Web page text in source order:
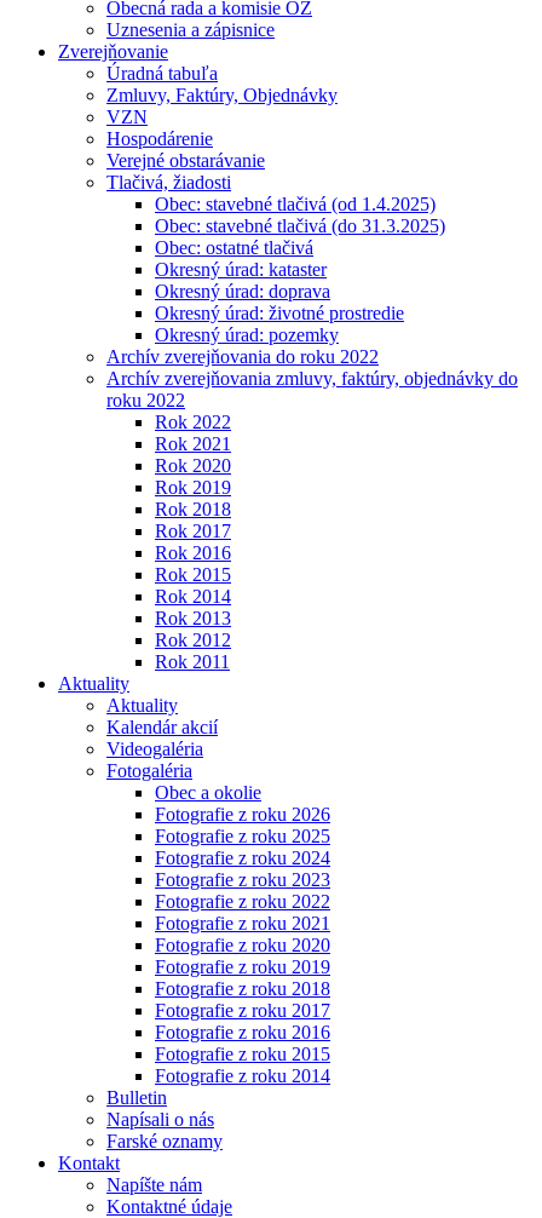
Obecná rada a komisie OZ
Uznesenia a zápisnice
Zverejňovanie
Úradná tabuľa
Zmluvy, Faktúry, Objednávky
VZN
Hospodárenie
Verejné obstarávanie
Tlačivá, žiadosti
Obec: stavebné tlačivá (od 1.4.2025)
Obec: stavebné tlačivá (do 31.3.2025)
Obec: ostatné tlačivá
Okresný úrad: kataster
Okresný úrad: doprava
Okresný úrad: životné prostredie
Okresný úrad: pozemky
Archív zverejňovania do roku 2022
Archív zverejňovania zmluvy, faktúry, objednávky do
roku 2022
Rok 2022
Rok 2021
Rok 2020
Rok 2019
Rok 2018
Rok 2017
Rok 2016
Rok 2015
Rok 2014
Rok 2013
Rok 2012
Rok 2011
Aktuality
Aktuality
Kalendár akcií
Videogaléria
Fotogaléria
Obec a okolie
Fotografie z roku 2026
Fotografie z roku 2025
Fotografie z roku 2024
Fotografie z roku 2023
Fotografie z roku 2022
Fotografie z roku 2021
Fotografie z roku 2020
Fotografie z roku 2019
Fotografie z roku 2018
Fotografie z roku 2017
Fotografie z roku 2016
Fotografie z roku 2015
Fotografie z roku 2014
Bulletin
Napísali o nás
Farské oznamy
Kontakt
Napíšte nám
Kontaktné údaje